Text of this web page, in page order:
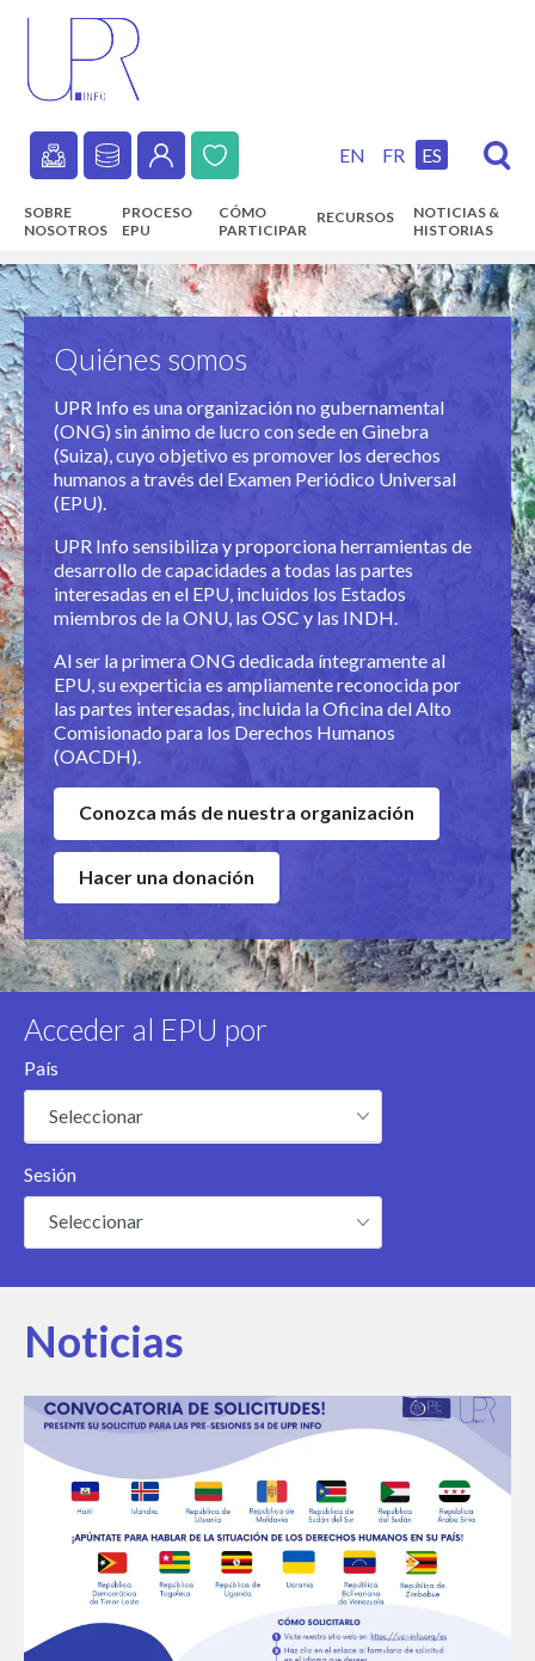
content
Secondary
navigation
EN FR ES
Main
navigation
SOBRE
NOSOTROS
PROCESO
EPU
CÓMO
PARTICIPAR
RECURSOS
NOTICIAS &
HISTORIAS
Quiénes somos
UPR Info es una organización no gubernamental
(ONG) sin ánimo de lucro con sede en Ginebra
(Suiza), cuyo objetivo es promover los derechos
humanos a través del Examen Periódico Universal
(EPU).
UPR Info sensibiliza y proporciona herramientas de
desarrollo de capacidades a todas las partes
interesadas en el EPU, incluidos los Estados
miembros de la ONU, las OSC y las INDH.
Al ser la primera ONG dedicada íntegramente al
EPU, su experticia es ampliamente reconocida por
las partes interesadas, incluida la Oficina del Alto
Comisionado para los Derechos Humanos
(OACDH).
Conozca más de nuestra organización
Hacer una donación
Acceder al EPU por
País
Seleccionar
Sesión
Seleccionar
Noticias